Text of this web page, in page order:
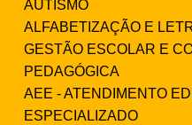
AUTISMO
ALFABETIZAÇÃO E
GESTÃO ESCOLAR E
PEDAGÓGICA
AEE - ATENDIMENTO
ESPECIALIZADO